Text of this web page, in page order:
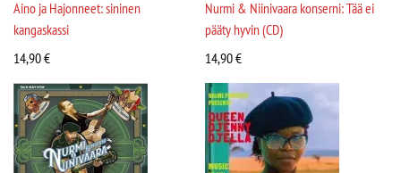
Aino ja Hajonneet: sininen
kangaskassi
14,90€
Nurmi & Niinivaara konserni: Tää ei
pääty hyvin (CD)
14,90€